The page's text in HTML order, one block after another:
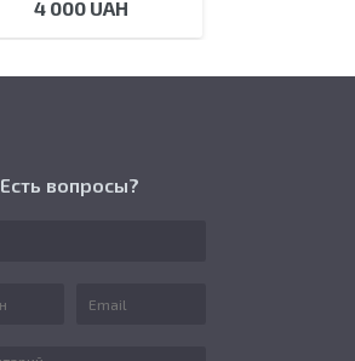
4 000 UAH
Есть вопросы?